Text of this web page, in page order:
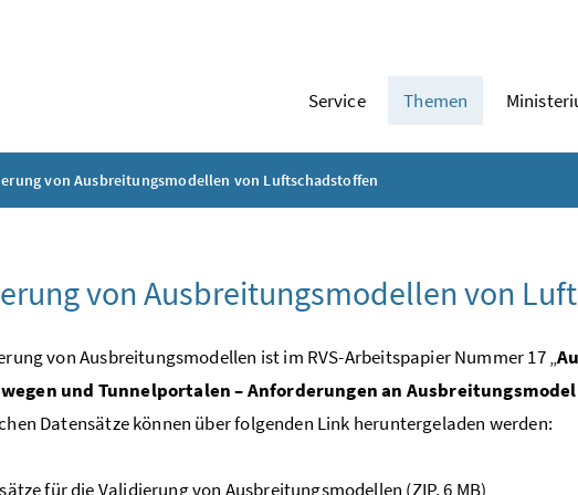
Service Themen
von Ausbreitungsmodellen von Luftschadstoffen
von Ausbreitungsmodellen von
von Ausbreitungsmodellen ist im RVS-Arbeitspapier Nummer 17 „
und Tunnelportalen – Anforderungen an
Datensätze können über folgenden Link heruntergeladen werden:
für die Validierung von Ausbreitungsmodellen (ZIP, 6 MB)